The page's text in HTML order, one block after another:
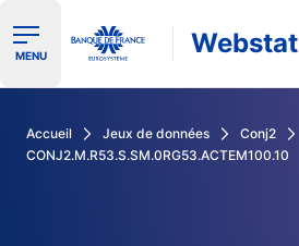
Ouvrir le menu de navigation
MENU Webstat
Accueil Jeux de données
Conj2
CONJ2.M.R53.S.SM.0RG53.ACTEM100.10